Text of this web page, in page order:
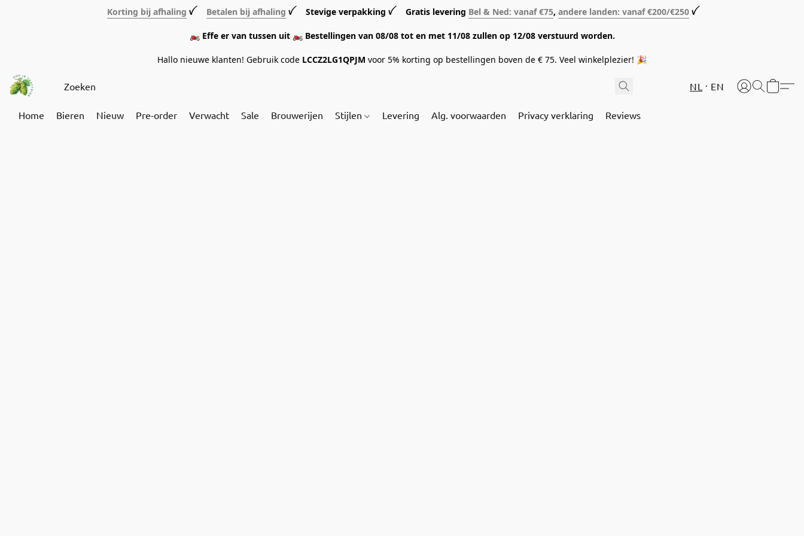
Korting bij afhaling ꪜ Betalen bij afhaling ꪜ Stevige verpakking ꪜ Gratis levering Bel & Ned: vanaf €75, andere landen: vanaf €200/€250 ꪜ
🏍️ Effe er van tussen uit 🏍️ Bestellingen van 08/08 tot en met 11/08 zullen op 12/08 verstuurd worden.
Hallo nieuwe klanten! Gebruik code LCCZ2LG1QPJM voor 5% korting op bestellingen boven de € 75. Veel winkelplezier! 🎉
NL EN
Home Bieren Nieuw Pre-order Verwacht Sale Brouwerijen Stijlen Levering Alg. voorwaarden Privacy verklaring Reviews